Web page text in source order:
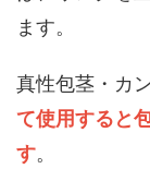
ます。
真性包茎・カ
て使用すると
す。